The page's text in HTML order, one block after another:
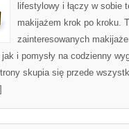
lifestylowy i łączy w sobie
makijażem krok po kroku.
zainteresowanych
i pomysły na codzienny
skupia się przede